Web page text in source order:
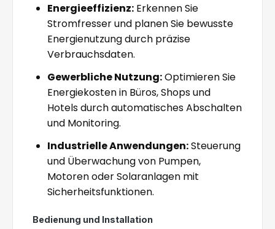
Energieeffizienz: Erkennen Sie
Stromfresser und planen Sie bewusste
Energienutzung durch präzise
Verbrauchsdaten.
Gewerbliche Nutzung:Optimieren Sie
Energiekosten in Büros, Shops und
Hotels durch automatisches Abschalten
und Monitoring.
Industrielle Anwendungen:Steuerung
und Überwachung von Pumpen,
Motoren oder Solaranlagen mit
Sicherheitsfunktionen.
Bedienung und Installation